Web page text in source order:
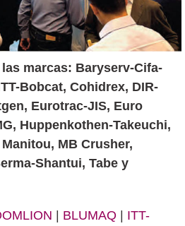
marcas: Baryserv-Cifa-
Bobcat, Cohidrex, DIR-
Eurotrac-JIS, Euro
Huppenkothen-Takeuchi,
MB Crusher,
Shantui, Tabe y
| BLUMAQ | ITT-